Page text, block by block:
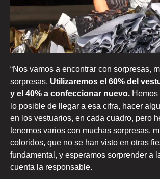
“Nos vamos a encontrar con sorpresas,
sorpresas. Utilizaremos el 60% del
y el 40% a confeccionar nuevo.
lo posible de llegar a esa cifra, hacer
en los vestuarios, en cada cuadro, pero
tenemos varios con muchas sorpresas,
coloridos, que no se han visto en otras
fundamental, y esperamos sorprender a
cuenta la responsable.